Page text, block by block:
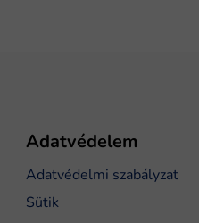
Adatvédelem
Adatvédelmi szabályzat
Sütik